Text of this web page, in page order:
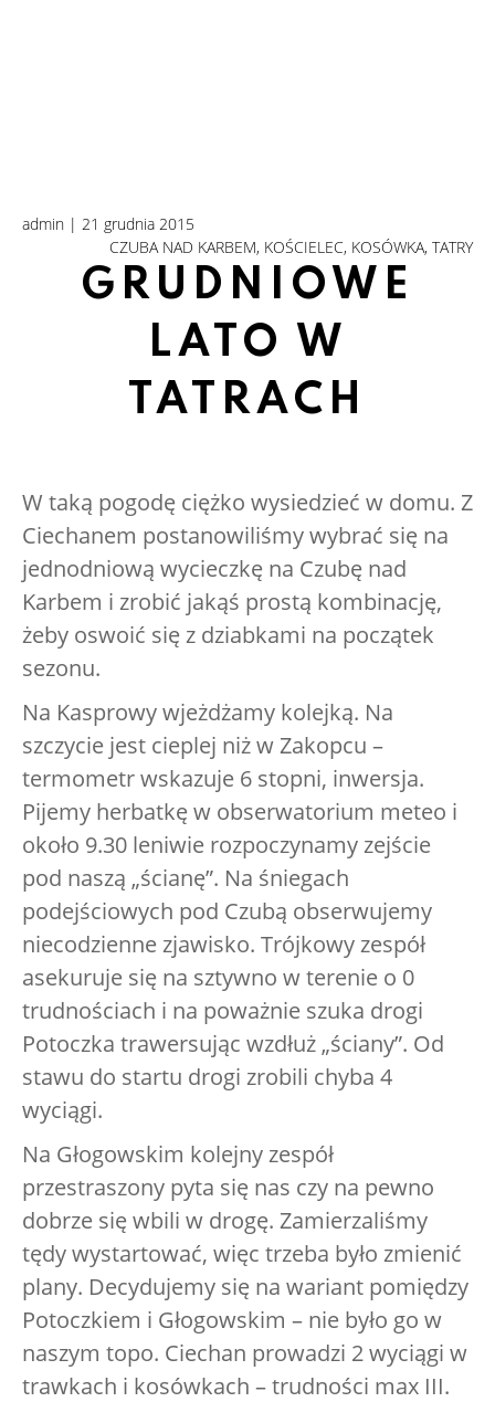
admin | 21 grudnia 2015
CZUBA NAD KARBEM KOŚCIELEC KOSÓWKA TATRY
GRUDNIOWE
LATO W
TATRACH
W taką pogodę ciężko wysiedzieć w domu. Z
Ciechanem postanowiliśmy wybrać się na
jednodniową wycieczkę na Czubę nad
Karbem i zrobić jakąś prostą kombinację,
żeby oswoić się z dziabkami na początek
sezonu.
Na Kasprowy wjeżdżamy kolejką. Na
szczycie jest cieplej niż w Zakopcu –
termometr wskazuje 6 stopni, inwersja.
Pijemy herbatkę w obserwatorium meteo i
około 9.30 leniwie rozpoczynamy zejście
pod naszą „ścianę”. Na śniegach
podejściowych pod Czubą obserwujemy
niecodzienne zjawisko. Trójkowy zespół
asekuruje się na sztywno w terenie o 0
trudnościach i na poważnie szuka drogi
Potoczka trawersując wzdłuż „ściany”. Od
stawu do startu drogi zrobili chyba 4
wyciągi.
Na Głogowskim kolejny zespół
przestraszony pyta się nas czy na pewno
dobrze się wbili w drogę. Zamierzaliśmy
tędy wystartować, więc trzeba było zmienić
plany. Decydujemy się na wariant pomiędzy
Potoczkiem i Głogowskim – nie było go w
naszym topo. Ciechan prowadzi 2 wyciągi w
trawkach i kosówkach – trudności max III.